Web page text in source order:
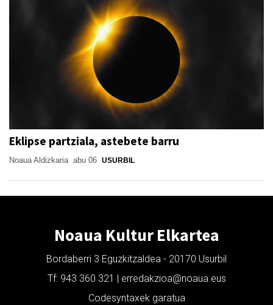
Eklipse partziala, astebete barru
Noaua Aldizkaria abu 06 USURBIL
Noaua Kultur Elkartea
Bordaberri 3 Eguzkitzaldea - 20170 Usurbil
Tf: 943 360 321 | erredakzioa@noaua.eus
Codesyntaxek garatua